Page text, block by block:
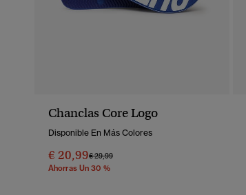
Chanclas Core Logo
Disponible En Más Colores
€ 20,99Precio Rebajado De
€ 29,99A
Ahorras Un 30 %